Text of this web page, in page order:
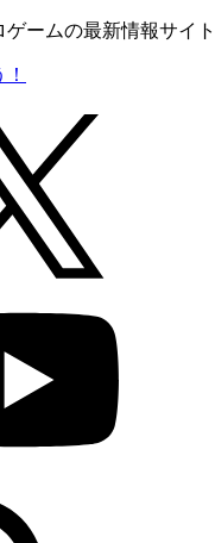
ームの最新情報サイト